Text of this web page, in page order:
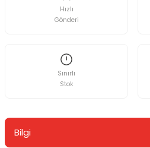
Hızlı
Gönderi
Sınırlı
Stok
Bilgi